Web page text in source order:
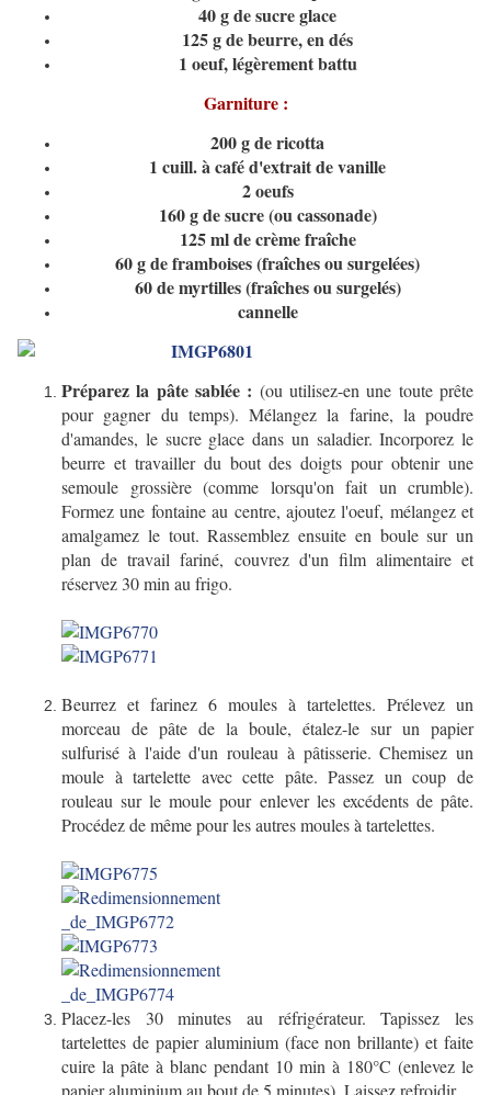
40 g de sucre glace
125 g de beurre, en dés
1 oeuf, légèrement battu
Garniture :
200 g de ricotta
1 cuill. à café d'extrait de vanille
2 oeufs
160 g de sucre (ou cassonade)
125 ml de crème fraîche
60 g de framboises (fraîches ou surgelées)
60 de myrtilles (fraîches ou surgelés)
cannelle
Préparez la pâte sablée : (ou utilisez-en une toute prête
pour gagner du temps). Mélangez la farine, la poudre
d'amandes, le sucre glace dans un saladier. Incorporez le
beurre et travailler du bout des doigts pour obtenir une
semoule grossière (comme lorsqu'on fait un crumble).
Formez une fontaine au centre, ajoutez l'oeuf, mélangez et
amalgamez le tout. Rassemblez ensuite en boule sur un
plan de travail fariné, couvrez d'un film alimentaire et
réservez 30 min au frigo.
Beurrez et farinez 6 moules à tartelettes. Prélevez un
morceau de pâte de la boule, étalez-le sur un papier
sulfurisé à l'aide d'un rouleau à pâtisserie. Chemisez un
moule à tartelette avec cette pâte. Passez un coup de
rouleau sur le moule pour enlever les excédents de pâte.
Procédez de même pour les autres moules à tartelettes.
Placez-les 30 minutes au réfrigérateur. Tapissez les
tartelettes de papier aluminium (face non brillante) et faite
cuire la pâte à blanc pendant 10 min à 180°C (enlevez le
papier aluminium au bout de 5 minutes). Laissez refroidir.